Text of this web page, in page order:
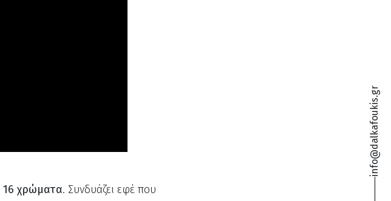
info@dalkafoukis.gr
16 χρώματα. Συνδυάζει εφέ που